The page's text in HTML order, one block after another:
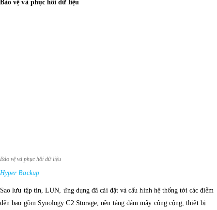
Bảo vệ và phục hồi dữ liệu
Bảo vệ và phục hồi dữ liệu
Hyper Backup
Sao lưu tập tin, LUN, ứng dụng đã cài đặt và cấu hình hệ thống tới các điểm
đến bao gồm Synology C2 Storage, nền tảng đám mây công cộng, thiết bị